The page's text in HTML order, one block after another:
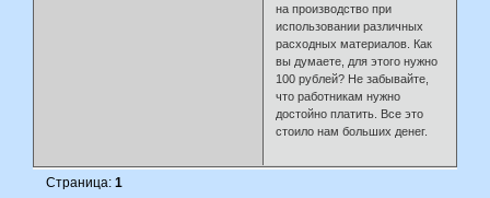
на производство при
использовании различных
расходных материалов. Как
вы думаете, для этого нужно
100 рублей? Не забывайте,
что работникам нужно
достойно платить. Все это
стоило нам больших денег.
Страница:1